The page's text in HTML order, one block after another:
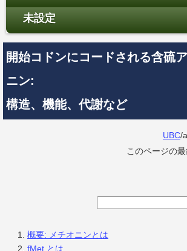
未設定
開始コドンにコードされる含硫
ニン:
構造、機能、代謝など
UBC/
このページの
概要: メチオニンとは
fMet とは